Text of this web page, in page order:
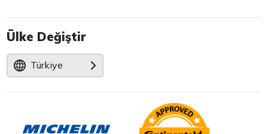
Ülke Değiştir
Türkiye